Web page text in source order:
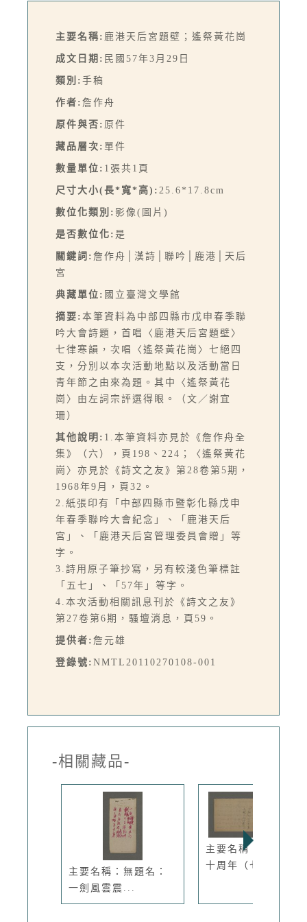
主要名稱: 鹿港天后宮題壁；遙祭黃花崗
成文日期: 民國57年3月29日
類別: 手稿
作者: 詹作舟
原件與否: 原件
藏品層次: 單件
數量單位: 1張共1頁
尺寸大小(長*寬*高): 25.6*17.8cm
數位化類別: 影像(圖片)
是否數位化: 是
關鍵詞: 詹作舟│漢詩│聯吟│鹿港│天后
宮
典藏單位: 國立臺灣文學館
摘要: 本筆資料為中部四縣市戊申春季聯
吟大會詩題，首唱〈鹿港天后宮題壁〉
七律寒韻，次唱〈遙祭黃花崗〉七絕四
支，分別以本次活動地點以及活動當日
青年節之由來為題。其中〈遙祭黃花
崗〉由左詞宗評選得眼。（文／謝宜
珊）
其他說明: 1.本筆資料亦見於《詹作舟全
集》（六），頁198、224；〈遙祭黃花
崗〉亦見於《詩文之友》第28卷第5期，
1968年9月，頁32。
2.紙張印有「中部四縣市暨彰化縣戊申
年春季聯吟大會紀念」、「鹿港天后
宮」、「鹿港天后宮管理委員會贈」等
字。
3.詩用原子筆抄寫，另有較淺色筆標註
「五七」、「57年」等字。
4.本次活動相關訊息刊於《詩文之友》
第27卷第6期，騷壇消息，頁59。
提供者: 詹元雄
登錄號: NMTL20110270108-001
-相關藏品-
主要名稱：無題名：
一劍風雲震...
主要名稱：台灣光復
十周年（七...